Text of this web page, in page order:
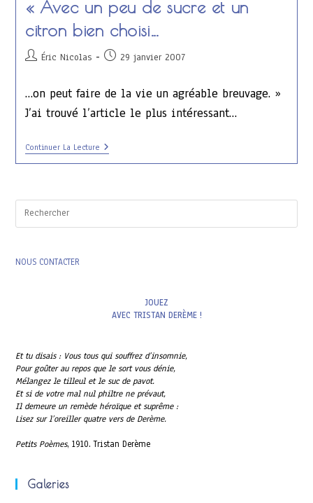
« Avec un peu de sucre et un
citron bien choisi…
Auteur/autrice
publication :
Éric Nicolas
Publication
29 janvier 2007
…on peut faire de la vie un agréable breuvage. »
J’ai trouvé l’article le plus intéressant…
Continuer La Lecture« Avec
Un
Et
Citron
NOUS CONTACTER
JOUEZ
AVEC TRISTAN DERÈME !
Et tu disais : Vous tous qui souffrez d’insomnie,
Pour goûter au repos que le sort vous dénie,
Mélangez le tilleul et le suc de pavot.
Et si de votre mal nul philtre ne prévaut,
Il demeure un remède héroïque et suprême :
Lisez sur l’oreiller quatre vers de Derème.
Petits Poèmes, 1910. Tristan Derème
Galeries